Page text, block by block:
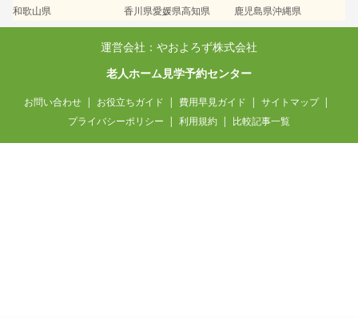
和歌山県
香川県愛媛県高知県
鹿児島県沖縄県
運営会社：やおよろず株式会社
老人ホーム見学予約センター
お問い合わせ お役立ちガイド 費用早見ガイド
サイトマップ
プライバシーポリシー
利用規約 比較記事一覧